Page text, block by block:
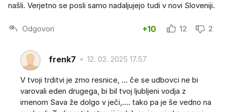
našli. Verjetno se posli samo nadaljujejo tudi v novi Sloveniji.
Odgovori +10 12 2
frenk7 12. 02. 2025 17.57
V tvoji trditvi je zrno resnice, ... če se udbovci ne bi
varovali eden drugega, bi bil tvoj ljubljeni vodja z
imenom Sava že dolgo v ječi,.... tako pa je še vedno na